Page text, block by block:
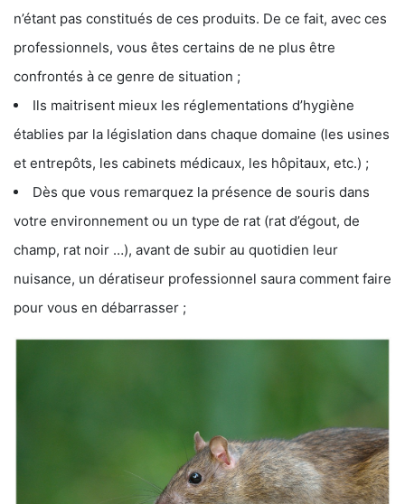
n’étant pas constitués de ces produits. De ce fait, avec ces
professionnels, vous êtes certains de ne plus être
confrontés à ce genre de situation ;
Ils maitrisent mieux les réglementations d’hygiène
établies par la législation dans chaque domaine (les usines
et entrepôts, les cabinets médicaux, les hôpitaux, etc.) ;
Dès que vous remarquez la présence de souris dans
votre environnement ou un type de rat (rat d’égout, de
champ, rat noir …), avant de subir au quotidien leur
nuisance, un dératiseur professionnel saura comment faire
pour vous en débarrasser ;